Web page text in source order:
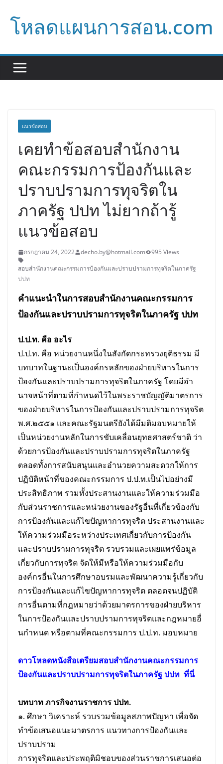
content
โหลดแผนการสอน.com
แนวข้อสอบ
เคยทำข้อสอบสำนักงาน
คณะกรรมการป้องกันและ
ปราบปรามการทุจริตใน
ภาครัฐ ปปท ไม่ยากถ้ารู้
แนวข้อสอบ
กรกฎาคม 24, 2022 decho.by@hotmail.com
995 Views
สอบสำนักงานคณะกรรมการป้องกันและปราบปรามการทุจริตในภาครัฐ
ปปท
คำแนะนำในการสอบสำนักงานคณะกรรมการ
ป้องกันและปราบปรามการทุจริตในภาครัฐ ปปท
ป.ป.ท. คือ อะไร
ป.ป.ท. คือ หน่วยงานหนึ่งในสังกัดกระทรวงยุติธรรม มี
บทบาทในฐานะเป็นองค์กรหลักของฝ่ายบริหารในการ
ป้องกันและปราบปรามการทุจริตในภาครัฐ โดยมีอํา
นาจหน้าที่ตามที่กําหนดไว้ในพระราชบัญญัติมาตรการ
ของฝ่ายบริหารในการป้องกันและปราบปรามการทุจริต
พ.ศ.๒๕๕๑ และคณะรัฐมนตรียังได้มีมติมอบหมายให้
เป็นหน่วยงานหลักในการขับเคลื่อนยุทธศาสตร์ชาติ ว่า
ด้วยการป้องกันและปราบปรามการทุจริตในภาครัฐ
ตลอดทั้งการสนับสนุนและอํานวยความสะดวกให้การ
ปฏิบัติหน้าที่ของคณะกรรมการ ป.ป.ท.เป็นไปอย่างมี
ประสิทธิภาพ รวมทั้งประสานงานและให้ความร่วมมือ
กับส่วนราชการและหน่วยงานของรัฐอื่นที่เกี่ยวข้องกับ
การป้องกันและแก้ไขปัญหาการทุจริต ประสานงานและ
ให้ความร่วมมือระหว่างประเทศเกี่ยวกับการป้องกัน
และปราบปรามการทุจริต รวบรวมและเผยแพร่ข้อมูล
เกี่ยวกับการทุจริต จัดให้มีหรือให้ความร่วมมือกับ
องค์กรอื่นในการศึกษาอบรมและพัฒนาความรู้เกี่ยวกับ
การป้องกันและแก้ไขปัญหาการทุจริต ตลอดจนปฏิบัติ
การอื่นตามที่กฎหมายว่าด้วยมาตรการของฝ่ายบริหาร
ในการป้องกันและปราบปรามการทุจริตและกฎหมายอื่
นกําหนด หรือตามที่คณะกรรมการ ป.ป.ท. มอบหมาย
ดาวโหลดหนังสือเตรียมสอบสำนักงานคณะกรรมการ
ป้องกันและปราบปรามการทุจริตในภาครัฐ ปปท ที่นี่
บทบาท ภารกิจงานราชการ ปปท.
๑. ศึกษา วิเคราะห์ รวบรวมข้อมูลสภาพปัญหา เพื่อจัด
ทำข้อเสนอแนะมาตรการ แนวทางการป้องกันและ
ปราบปราม
การทุจริตและประพฤติมิชอบของส่วนราชการเสนอต่อ